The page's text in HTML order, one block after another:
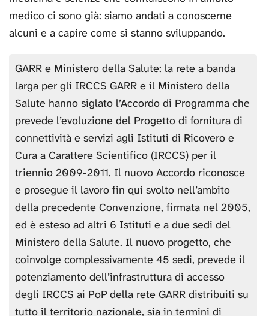
medico ci sono già: siamo andati a conoscerne
alcuni e a capire come si stanno sviluppando.
GARR e Ministero della Salute: la rete a banda
larga per gli IRCCS GARR e il Ministero della
Salute hanno siglato l’Accordo di Programma che
prevede l’evoluzione del Progetto di fornitura di
connettività e servizi agli Istituti di Ricovero e
Cura a Carattere Scientifico (IRCCS) per il
triennio 2009-2011. Il nuovo Accordo riconosce
e prosegue il lavoro fin qui svolto nell’ambito
della precedente Convenzione, firmata nel 2005,
ed è esteso ad altri 6 Istituti e a due sedi del
Ministero della Salute. Il nuovo progetto, che
coinvolge complessivamente 45 sedi, prevede il
potenziamento dell’infrastruttura di accesso
degli IRCCS ai PoP della rete GARR distribuiti su
tutto il territorio nazionale, sia in termini di